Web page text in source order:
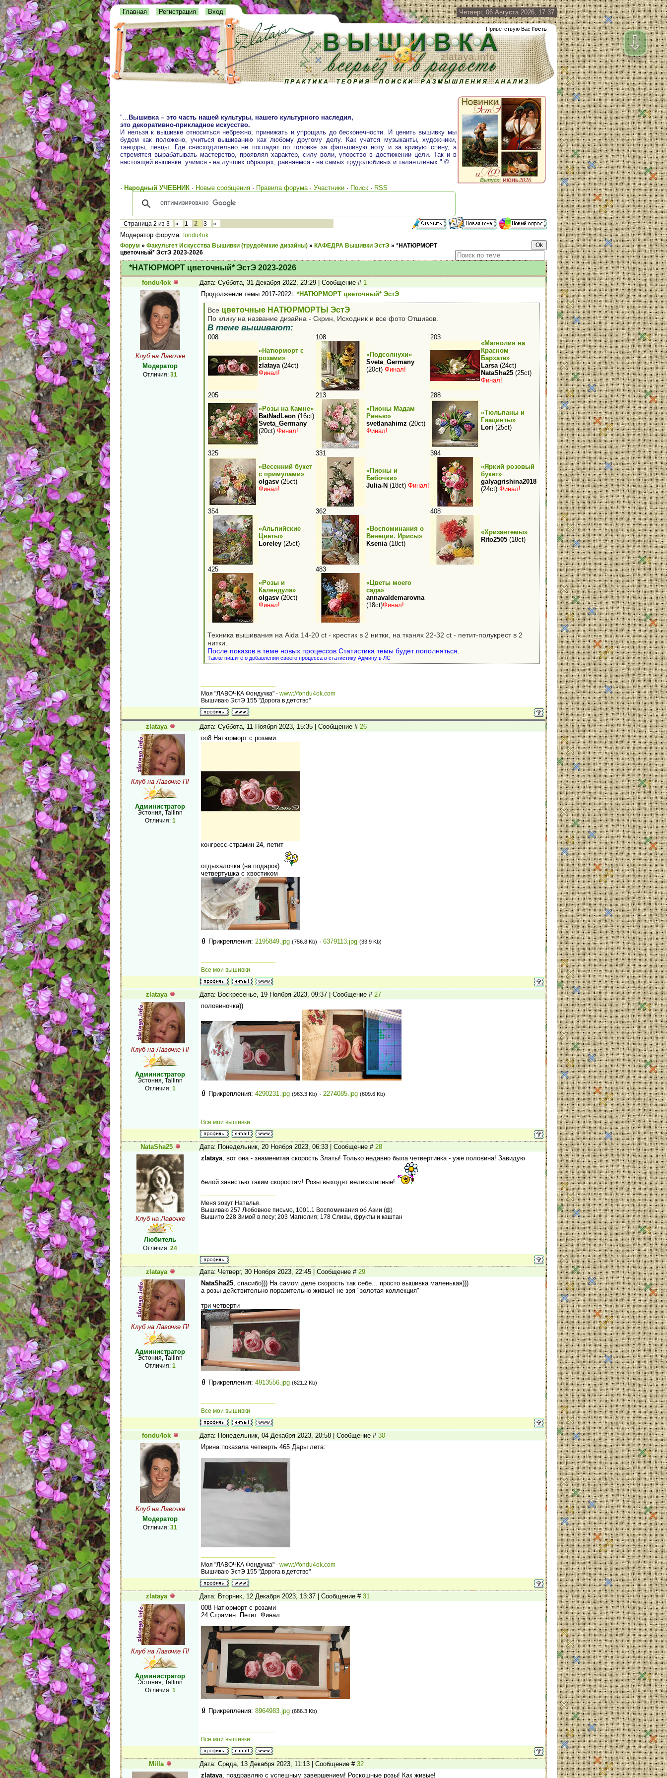
Четверг, 06 Августа 2026, 17:37
Приветствую Вас Гость
Главная Регистрация Вход
"... Вышивка – это часть нашей культуры, нашего культурного наследия,
это декоративно-прикладное искусство.
И нельзя к вышивке относиться небрежно, принижать и упрощать до бесконечности. И ценить вышивку мы
будем как положено, учиться вышиванию как любому другому делу. Как учатся музыканты, художники,
танцоры, певцы. Где снисходительно не погладят по головке за фальшивую ноту и за кривую спину, а
стремятся вырабатывать мастерство, проявляя характер, силу воли, упорство в достижении цели. Так и в
настоящей вышивке: учимся - на лучших образцах, равняемся - на самых трудолюбивых и талантливых." ©
· Народный УЧЕБНИК · Новые сообщения · Правила форума· Участники · Поиск · RSS
Страница 2 из 3 « 1 2 3 »
Модератор форума: fondu4ok
Форум » Факультет Искусства Вышивки (трудоёмкие дизайны) » КАФЕДРА Вышивки ЭстЭ » *НАТЮРМОРТ
цветочный* ЭстЭ 2023-2026
*НАТЮРМОРТ цветочный* ЭстЭ 2023-2026
fondu4ok Дата: Суббота, 31 Декабря 2022, 23:29 | Сообщение # 1
Клуб на Лавочке
Модератор
Отличия: 31
Продолжение темы 2017-2022г. *НАТЮРМОРТ цветочный* ЭстЭ
Все цветочные НАТЮРМОРТЫ ЭстЭ
По клику на название дизайна - Скрин, Исходник и все фото Отшивов.
В теме вышивают:
008
«Натюрморт с
розами»
zlataya(24ct)
Финал!
108
«Подсолнухи»
Sveta_Germany
(20ct) Финал!
203
«Магнолия на
Красном
Бархате»
Larsa(24ct)
NataSha25 (25ct)
Финал!
205
«Розы на Камне»
BatNadLeon (16ct)
Sveta_Germany
(20ct) Финал!
213
«Пионы Мадам
Ренью»
svetlanahimz (20ct)
Финал!
288
«Тюльпаны и
Гиацинты»
Lori (25ct)
325
«Весенний букет
с примулами»
olgasv (25ct)
Финал!
331
«Пионы и
Бабочки»
Julia-N (18ct) Финал!
394
«Яркий розовый
букет»
galyagrishina2018
(24ct) Финал!
354
«Альпийские
Цветы»
Loreley (25ct)
362
«Воспоминания о
Венеции. Ирисы»
Ksenia(18ct)
408
«Хризантемы»
Rito2505 (18ct)
425
«Розы и
Календула»
olgasv (20ct)
Финал!
483
«Цветы моего
сада»
annavaldemarovna
(18ct)Финал!
Техника вышивания на Aida 14-20 ct - крестик в 2 нитки, на тканях 22-32 ct - петит-полукрест в 2
нитки.
После показов в теме новых процессов Статистика темы будет пополняться.
Также пишите о добавлении своего процесса в статистику Админу в ЛС
Моя "ЛАВОЧКА Фондучка" - www://fondu4ok.com
Вышиваю ЭстЭ 155 "Дорога в детство"
zlataya Дата: Суббота, 11 Ноября 2023, 15:35 | Сообщение # 26
Клуб на Лавочке П!
Администратор
Эстония, Tallinn
Отличия: 1
оо8 Натюрморт с розами
конгресс-страмин 24, петит
отдыхалочка (на подарок)
четвертушка с хвостиком
Прикрепления: 2195849.jpg (756.8 Kb) · 6379113.jpg (33.9 Kb)
Все мои вышивки
zlataya Дата: Воскресенье, 19 Ноября 2023, 09:37 | Сообщение # 27
Клуб на Лавочке П!
Администратор
Эстония, Tallinn
Отличия: 1
половиночка))
Прикрепления: 4290231.jpg (963.3 Kb) · 2274085.jpg (609.6 Kb)
Все мои вышивки
NataSha25 Дата: Понедельник, 20 Ноября 2023, 06:33 | Сообщение # 28
Клуб на Лавочке
Любитель
Отличия: 24
zlataya, вот она - знаменитая скорость Златы! Только недавно была четвертинка - уже половина! Завидую
белой завистью таким скоростям! Розы выходят великолепные!
Меня зовут Наталья.
Вышиваю 257 Любовное письмо, 1001.1 Воспоминания об Азии (ф)
Вышито 228 Зимой в лесу; 203 Магнолия; 178 Сливы, фрукты и каштан
zlataya Дата: Четверг, 30 Ноября 2023, 22:45 | Сообщение # 29
Клуб на Лавочке П!
Администратор
Эстония, Tallinn
Отличия: 1
NataSha25, спасибо))) На самом деле скорость так себе... просто вышивка маленькая)))
а розы действительно поразительно живые! не зря "золотая коллекция"
три четверти
Прикрепления: 4913556.jpg (621.2 Kb)
Все мои вышивки
fondu4ok Дата: Понедельник, 04 Декабря 2023, 20:58 | Сообщение # 30
Клуб на Лавочке
Модератор
Отличия: 31
Ирина показала четверть 465 Дары лета:
Моя "ЛАВОЧКА Фондучка" - www://fondu4ok.com
Вышиваю ЭстЭ 155 "Дорога в детство"
zlataya Дата: Вторник, 12 Декабря 2023, 13:37 | Сообщение # 31
Клуб на Лавочке П!
Администратор
Эстония, Tallinn
Отличия: 1
008 Натюрморт с розами
24 Страмин. Петит. Финал.
Прикрепления: 8964983.jpg (686.3 Kb)
Все мои вышивки
Milla Дата: Среда, 13 Декабря 2023, 11:13 | Сообщение # 32
zlataya, поздравляю с успешным завершением! Роскошные розы! Как живые!
⇩